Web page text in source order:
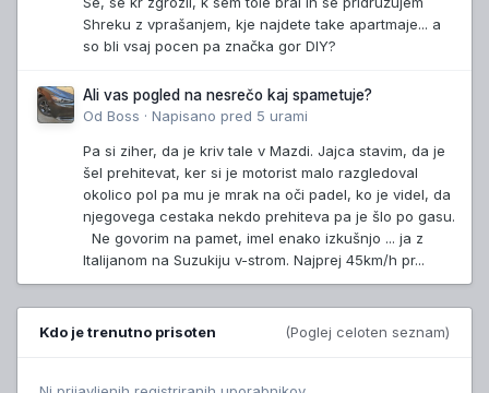
Shreku z vprašanjem, kje najdete take apartmaje... a
so bli vsaj pocen pa značka gor DIY?
Ali vas pogled na nesrečo kaj spametuje?
Od Boss · Napisano pred 5 urami
Pa si ziher, da je kriv tale v Mazdi. Jajca stavim, da je
šel prehitevat, ker si je motorist malo razgledoval
okolico pol pa mu je mrak na oči padel, ko je videl, da
njegovega cestaka nekdo prehiteva pa je šlo po gasu.
Ne govorim na pamet, imel enako izkušnjo ... ja z
Italijanom na Suzukiju v-strom. Najprej 45km/h pr...
Kdo je trenutno prisoten (Poglej celoten seznam)